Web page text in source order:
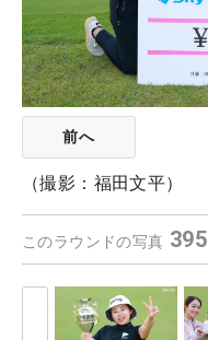
前へ
（撮影：福田文平）
このラウンドの写真 395